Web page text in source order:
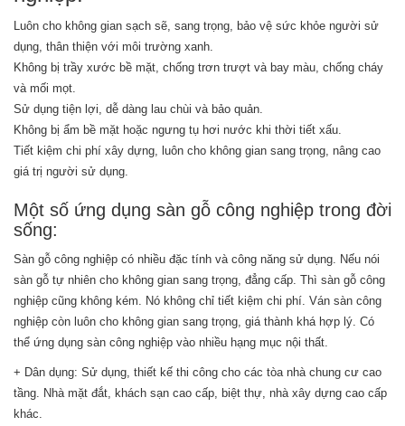
Luôn cho không gian sạch sẽ, sang trọng, bảo vệ sức khỏe người sử
dụng, thân thiện với môi trường xanh.
Không bị trầy xước bề mặt, chống trơn trượt và bay màu, chống cháy
và mối mọt.
Sử dụng tiện lợi, dễ dàng lau chùi và bảo quản.
Không bị ẩm bề mặt hoặc ngưng tụ hơi nước khi thời tiết xấu.
Tiết kiệm chi phí xây dựng, luôn cho không gian sang trọng, nâng cao
giá trị người sử dụng.
Một số ứng dụng sàn gỗ công nghiệp trong đời
sống:
Sàn gỗ công nghiệp có nhiều đặc tính và công năng sử dụng. Nếu nói
sàn gỗ tự nhiên cho không gian sang trọng, đẳng cấp. Thì sàn gỗ công
nghiệp cũng không kém. Nó không chỉ tiết kiệm chi phí. Ván sàn công
nghiệp còn luôn cho không gian sang trọng, giá thành khá hợp lý. Có
thể ứng dụng sàn công nghiệp vào nhiều hạng mục nội thất.
+ Dân dụng: Sử dụng, thiết kế thi công cho các tòa nhà chung cư cao
tầng. Nhà mặt đắt, khách sạn cao cấp, biệt thự, nhà xây dựng cao cấp
khác.